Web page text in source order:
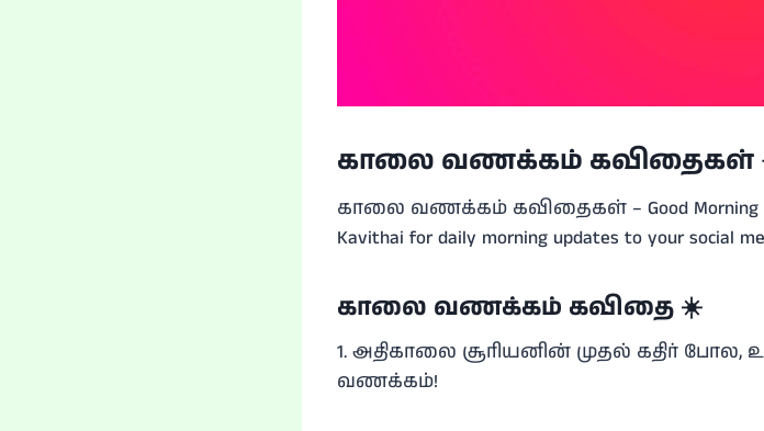
காலை வணக்கம் கவிதைகள்
காலை வணக்கம் கவிதைகள் – Good Morning
Kavithai for daily morning updates to your social
காலை வணக்கம் கவிதை ☀️
1. அதிகாலை சூரியனின் முதல் கதிர்
வணக்கம்!